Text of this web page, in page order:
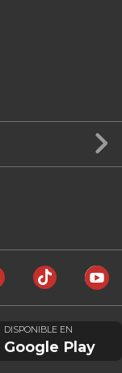
DISPONIBLE EN
Google Play